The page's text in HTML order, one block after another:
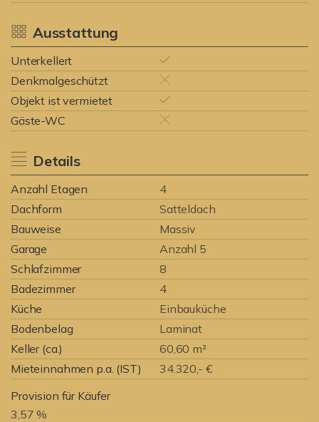
Ausstattung
Unterkellert
Denkmalgeschützt
Objekt ist vermietet
Gäste-WC
Details
Anzahl Etagen
4
Dachform
Satteldach
Bauweise
Massiv
Garage
Anzahl 5
Schlafzimmer
8
Badezimmer
4
Küche
Einbauküche
Bodenbelag
Laminat
Keller (ca.)
60,60 m²
Mieteinnahmen p.a. (IST)
34.320,- €
Provision für Käufer
3,57 %